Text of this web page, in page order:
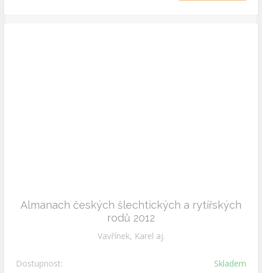
Almanach českých šlechtických a rytířských
rodů 2012
Vavřínek, Karel aj.
Dostupnost: Skladem